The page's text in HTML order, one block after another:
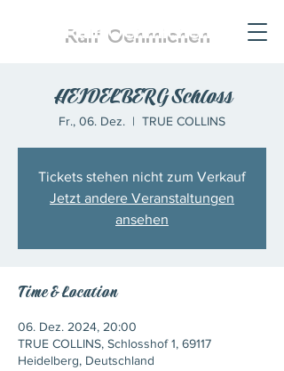
Ralf Oehmichen
HEIDELBERG Schloss
Fr., 06. Dez.
  |
TRUE COLLINS
Tickets stehen nicht zum Verkauf
Jetzt andere Veranstaltungen
ansehen
Time & Location
06. Dez. 2024, 20:00
TRUE COLLINS, Schlosshof 1, 69117
Heidelberg, Deutschland